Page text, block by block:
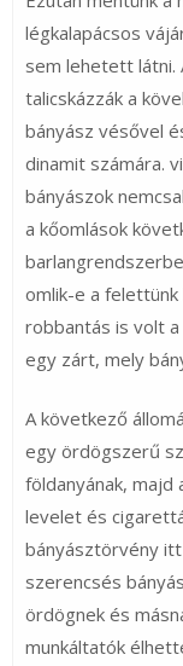
légkalapácsos
sem lehetett látni.
talicskázzák a
bányász vésővel
dinamit számára.
bányászok
a kőomlások
omlik-e a
robbantás is volt
egy zárt, mely
A következő
egy ördögszerű
földanyának, majd
levelet és
bányásztörvény
szerencsés
ördögnek és
munkáltatók